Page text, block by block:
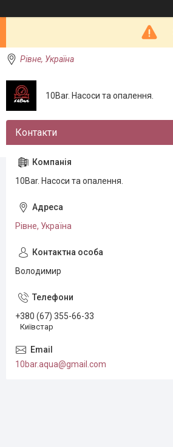
Рівне, Україна
10Bar. Насоси та опалення.
10Bar. Насоси та опалення.
Рівне, Україна
Володимир
+380 (67) 355-66-33
Київстар
10bar.aqua@gmail.com